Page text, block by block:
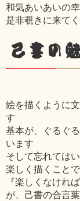
和気あいあいの
是非覗きに来て
己書の
絵を描くように
す
基本が、ぐるぐ
います
そして忘れては
楽しく描くこと
『楽しくなけれ
が、己書の合言